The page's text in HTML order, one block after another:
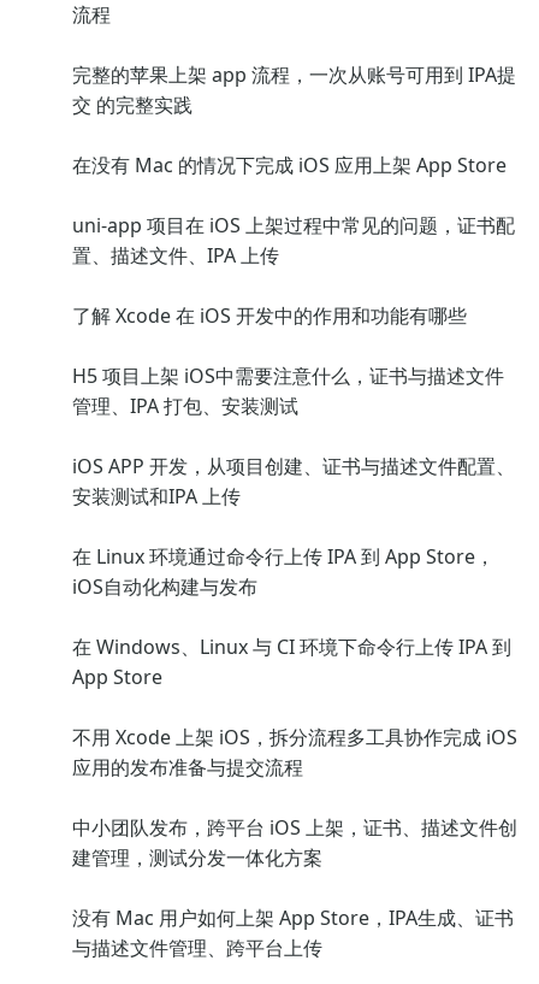
流程
完整的苹果上架 app 流程，一次从账号可用到 IPA提
交 的完整实践
在没有 Mac 的情况下完成 iOS 应用上架 App Store
uni-app 项目在 iOS 上架过程中常见的问题，证书配
置、描述文件、IPA 上传
了解 Xcode 在 iOS 开发中的作用和功能有哪些
H5 项目上架 iOS中需要注意什么，证书与描述文件
管理、IPA 打包、安装测试
iOS APP 开发，从项目创建、证书与描述文件配置、
安装测试和IPA 上传
在 Linux 环境通过命令行上传 IPA 到 App Store，
iOS自动化构建与发布
在 Windows、Linux 与 CI 环境下命令行上传 IPA 到
App Store
不用 Xcode 上架 iOS，拆分流程多工具协作完成 iOS
应用的发布准备与提交流程
中小团队发布，跨平台 iOS 上架，证书、描述文件创
建管理，测试分发一体化方案
没有 Mac 用户如何上架 App Store，IPA生成、证书
与描述文件管理、跨平台上传